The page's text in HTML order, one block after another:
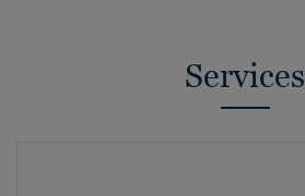
Services